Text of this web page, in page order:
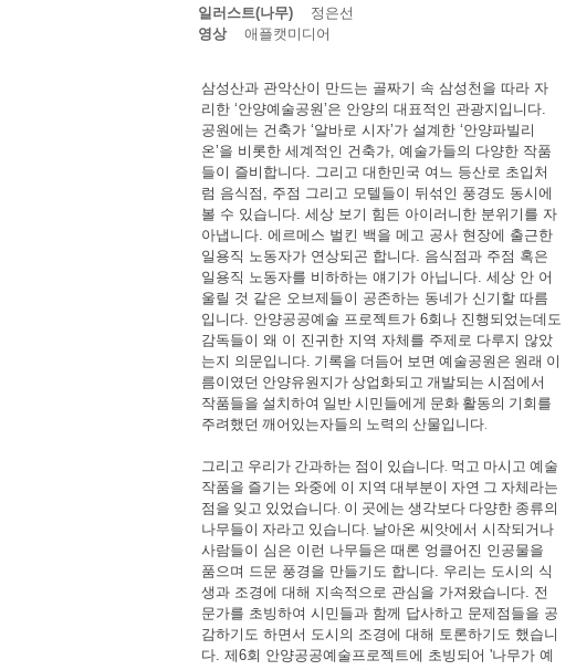
일러스트(나무) 정은선
영상애플캣미디어
삼성산과 관악산이 만드는 골짜기 속 삼성천을 따라 자
리한 ‘안양예술공원’은 안양의 대표적인 관광지입니다.
공원에는 건축가 ‘알바로 시자’가 설계한 ‘안양파빌리
온’을 비롯한 세계적인 건축가, 예술가들의 다양한 작품
들이 즐비합니다. 그리고 대한민국 여느 등산로 초입처
럼 음식점, 주점 그리고 모텔들이 뒤섞인 풍경도 동시에
볼 수 있습니다. 세상 보기 힘든 아이러니한 분위기를 자
아냅니다. 에르메스 벌킨 백을 메고 공사 현장에 출근한
일용직 노동자가 연상되곤 합니다. 음식점과 주점 혹은
일용직 노동자를 비하하는 얘기가 아닙니다. 세상 안 어
울릴 것 같은 오브제들이 공존하는 동네가 신기할 따름
입니다. 안양공공예술 프로젝트가 6회나 진행되었는데도
감독들이 왜 이 진귀한 지역 자체를 주제로 다루지 않았
는지 의문입니다. 기록을 더듬어 보면 예술공원은 원래 이
름이였던 안양유원지가 상업화되고 개발되는 시점에서
작품들을 설치하여 일반 시민들에게 문화 활동의 기회를
주려했던 깨어있는자들의 노력의 산물입니다.
그리고 우리가 간과하는 점이 있습니다. 먹고 마시고 예술
작품을 즐기는 와중에 이 지역 대부분이 자연 그 자체라는
점을 잊고 있었습니다. 이 곳에는 생각보다 다양한 종류의
나무들이 자라고 있습니다. 날아온 씨앗에서 시작되거나
사람들이 심은 이런 나무들은 때론 엉클어진 인공물을
품으며 드문 풍경을 만들기도 합니다. 우리는 도시의 식
생과 조경에 대해 지속적으로 관심을 가져왔습니다. 전
문가를 초빙하여 시민들과 함께 답사하고 문제점들을 공
감하기도 하면서 도시의 조경에 대해 토론하기도 했습니
다. 제6회 안양공공예술프로젝트에 초빙되어 '나무가 예